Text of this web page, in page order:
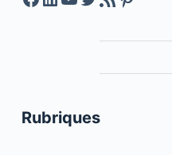
Rubriques